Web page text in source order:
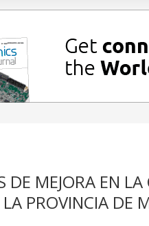
DE MEJORA EN
PROVINCIA DE